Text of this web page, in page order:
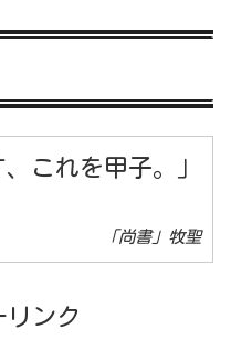
これを甲子。」
「尚書」牧聖
リンク